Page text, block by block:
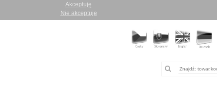
Akceptuję
Nie akceptuje